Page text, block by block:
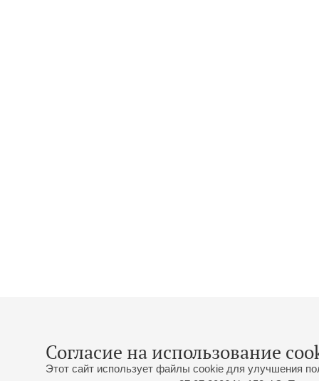
Согласие на использование
Этот сайт использует файлы cookie для улучшения